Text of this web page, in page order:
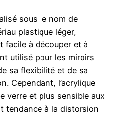
sous le nom de
plastique léger,
facile à découper et à
utilisé pour les miroirs
sa flexibilité et de sa
Cependant, l’acrylique
verre et plus sensible aux
tendance à la distorsion